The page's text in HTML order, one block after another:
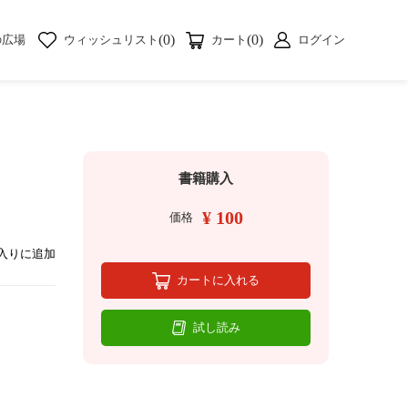
場 ウィッシュリスト (0) カート (0) ログイン
りに追加
書籍購入
価格 ¥ 100
カートに入れる
試し読み